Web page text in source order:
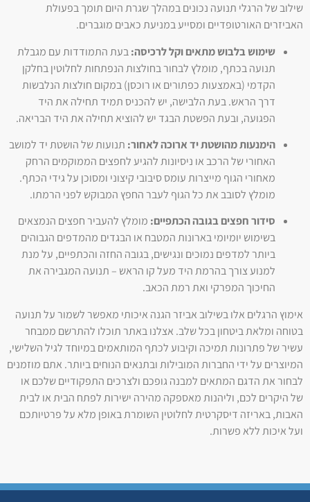
שילוב של הרגלי תנועה נכונים במהלך שגרת היום תומך בפעולת
האביזרים האורטופדיים ומסייע במניעת כאבים מוגברים.
שימוש בלבוש מתאים וקל לרכיסה:בעת התמודדות עם מגבלת
תנועה בכתף, מומלץ לבחור בחולצות הנפתחות לחלוטין בחלקן
הקדמי (באמצעות כפתורים או רוכסן) במקום חולצות הנלבשות
דרך הראש. בעת הלבישה, יש להכניס תמיד תחילה את היד
הפגועה, ובעת הפשטת הבגד יש להוציא תחילה את היד הבריאה.
הימנעות מהושטת יד ארוכה לאחור: תנועות של הושטת יד למושב
האחורי של הרכב או ניסיונות להגיע לחפצים הממוקמים הרחק
מאחורי הגוף מייצרות עומס סיבובי קיצוני ומסוכן על גידי הכתף.
מומלץ לסובב את כל הגוף לעבר החפץ המבוקש לפני הרמתו.
סידור חפצים בגובה הכתפיים: מומלץ להעביר חפצים הנמצאים
בשימוש יומיומי בארונות המטבח או הבגדים מהמדפים הגבוהים
ביותר למדפים נמוכים ונגישים, בגובה החזה והכתפיים, על מנת
למנוע צורך בהרמת היד מעל קו הראש – תנועה המגבירה את
החיכוך המפרקי ואת רמת הכאב.
אימוץ הרגלים אלו בשילוב אביזר הגנה איכותי מאפשר לשמור על תנועה
בטוחה ומלאת ביטחון בכל שלב. אצלנו באתר תוכלו להתרשם ממבחר
עשיר של פתרונות תמיכה וקיבוע לכתף המותאמים במיוחד לגיל השלישי,
המיוצרים על ידי החברות המובילות ובתנאים הנוחים ביותר. אתם מוזמנים
לבחור את הדגם המתאים למבנה גופכם ולצרכים התפקודיים שלכם או
של היקרים לכם, וליהנות מאספקה מהירה ישירות לפתח הבית או לבית
האבות, באריזה דיסקרטית לחלוטין השומרת באופן מלא על פרטיותכם
ועל איכות ללא פשרות.